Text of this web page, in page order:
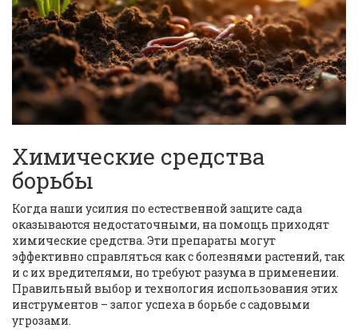
Химические средства
борьбы
Когда наши усилия по естественной защите сада
оказываются недостаточными, на помощь приходят
химические средства. Эти препараты могут
эффективно справляться как с болезнями растений, так
и с их вредителями, но требуют разума в применении.
Правильный выбор и технология использования этих
инструментов – залог успеха в борьбе с садовыми
угрозами.